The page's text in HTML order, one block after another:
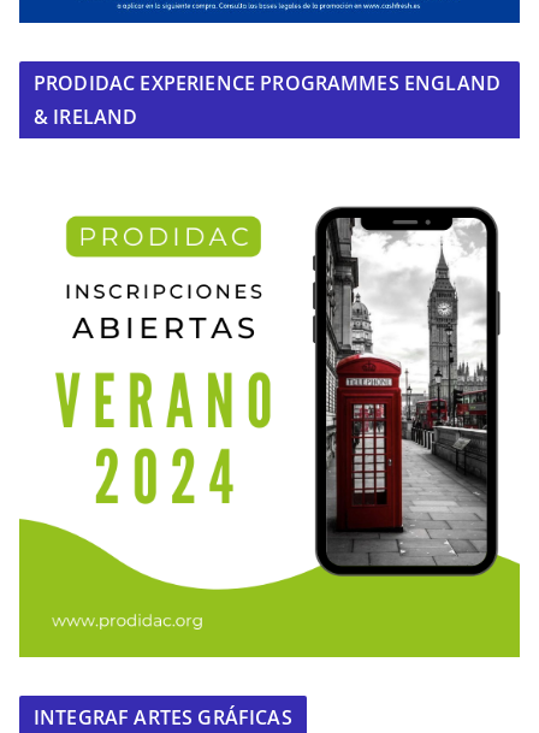
PRODIDAC EXPERIENCE PROGRAMMES ENGLAND
& IRELAND
INTEGRAF ARTES GRÁFICAS